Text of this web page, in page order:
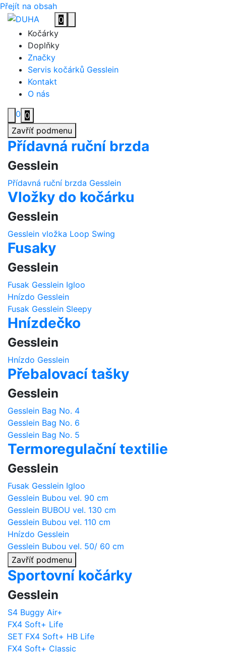
Přejít na obsah
0
Toggle navigation
Kočárky
Doplňky
Značky
Servis kočárků Gesslein
Kontakt
O nás
0 0
Zavříť podmenu
Přídavná ruční brzda
Gesslein
Přídavná ruční brzda Gesslein
Vložky do kočárku
Gesslein
Gesslein vložka Loop Swing
Fusaky
Gesslein
Fusak Gesslein Igloo
Hnízdo Gesslein
Fusak Gesslein Sleepy
Hnízdečko
Gesslein
Hnízdo Gesslein
Přebalovací tašky
Gesslein
Gesslein Bag No. 4
Gesslein Bag No. 6
Gesslein Bag No. 5
Termoregulační textilie
Gesslein
Fusak Gesslein Igloo
Gesslein Bubou vel. 90 cm
Gesslein BUBOU vel. 130 cm
Gesslein Bubou vel. 110 cm
Hnízdo Gesslein
Gesslein Bubou vel. 50/ 60 cm
Zavříť podmenu
Sportovní kočárky
Gesslein
S4 Buggy Air+
FX4 Soft+ Life
SET FX4 Soft+ HB Life
FX4 Soft+ Classic